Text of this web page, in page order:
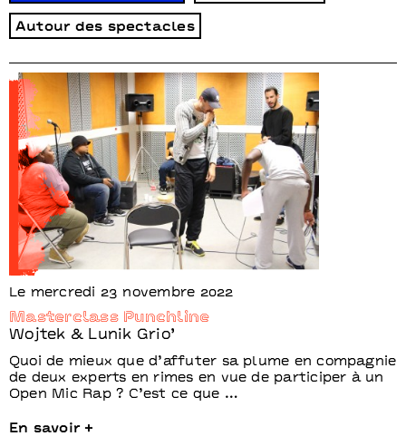
Autour des spectacles
Le mercredi 23 novembre 2022
Masterclass Punchline
Wojtek & Lunik Grio’
Quoi de mieux que d’affuter sa plume en compagnie
de deux experts en rimes en vue de participer à un
Open Mic Rap ? C’est ce que …
En savoir +